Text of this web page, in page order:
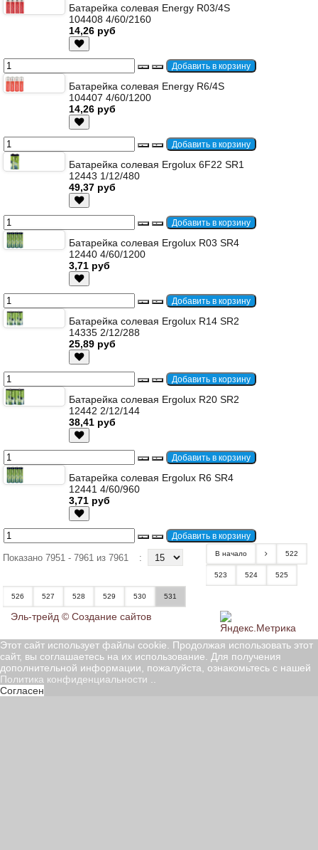
Батарейка солевая Energy R03/4S
104408 4/60/2160
14,26 руб
Батарейка солевая Energy R6/4S
104407 4/60/1200
14,26 руб
Батарейка солевая Ergolux 6F22 SR1
12443 1/12/480
49,37 руб
Батарейка солевая Ergolux R03 SR4
12440 4/60/1200
3,71 руб
Батарейка солевая Ergolux R14 SR2
14335 2/12/288
25,89 руб
Батарейка солевая Ergolux R20 SR2
12442 2/12/144
38,41 руб
Батарейка солевая Ergolux R6 SR4
12441 4/60/960
3,71 руб
Показано 7951 - 7961 из 7961 : В начало 522
523 524 525
526 527 528 529 530 531
Эль-трейд © Создание сайтов
Этот сайт использует файлы cookie. Продолжая использовать этот
сайт, вы соглашаетесь на их использование. Для получения
дополнительной информации, пожалуйста, ознакомьтесь с нашей
Политика конфиденциальности
Согласен